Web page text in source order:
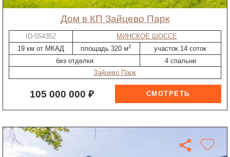
дом в КП Зайцево Парк
ID-554352
МИНСКОЕ ШОССЕ
19 км от МКАД
площадь 320 м2
участок 14 соток
без отделки
4 спальни
Зайцево Парк
105 000 000 ₽